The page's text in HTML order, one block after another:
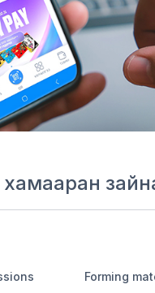
хамааран
Forming